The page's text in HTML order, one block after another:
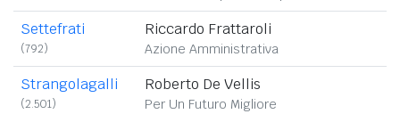
Settefrati
(792)
Riccardo Frattaroli
Azione Amministrativa
Strangolagalli
(2.501)
Roberto De Vellis
Per Un Futuro Migliore